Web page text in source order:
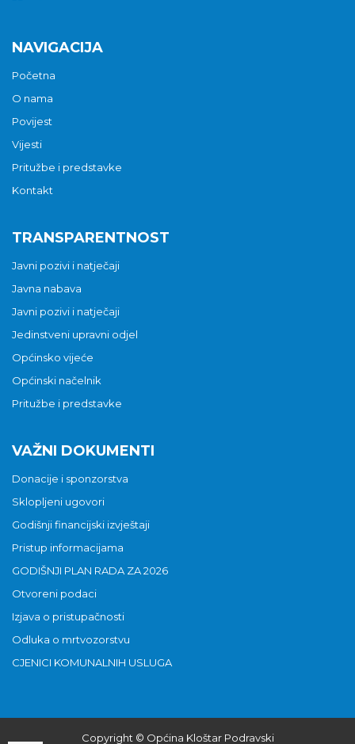
NAVIGACIJA
Početna
O nama
Povijest
Vijesti
Pritužbe i predstavke
Kontakt
TRANSPARENTNOST
Javni pozivi i natječaji
Javna nabava
Javni pozivi i natječaji
Jedinstveni upravni odjel
Općinsko vijeće
Općinski načelnik
Pritužbe i predstavke
VAŽNI DOKUMENTI
Donacije i sponzorstva
Sklopljeni ugovori
Godišnji financijski izvještaji
Pristup informacijama
GODIŠNJI PLAN RADA ZA 2026
Otvoreni podaci
Izjava o pristupačnosti
Odluka o mrtvozorstvu
CJENICI KOMUNALNIH USLUGA
Copyright © Općina Kloštar Podravski